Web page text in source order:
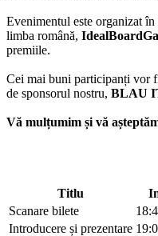
Evenimentul este organizat
limba română,
premiile.
Cei mai buni participanți vor
de sponsorul nostru, BLAU
Vă mulțumim și vă
Titlu
Scanare bilete
Introducere și prezentare